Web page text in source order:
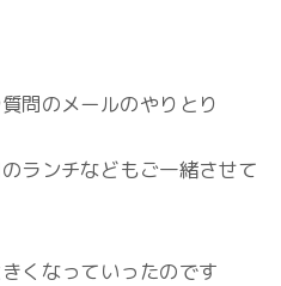
問のメールのやりとり
ランチなどもご一緒させて
くなっていったのです